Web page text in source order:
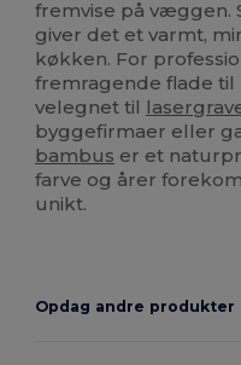
fremvise på
giver det et varmt,
køkken. For
fremragende flade
velegnet til
byggefirmaer eller
bambus er et
farve og årer
unikt.
Opdag andre produkter